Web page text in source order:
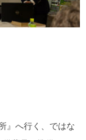
』へ行く、ではな